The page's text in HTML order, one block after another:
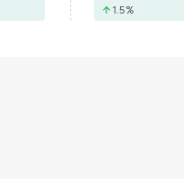
1.5%